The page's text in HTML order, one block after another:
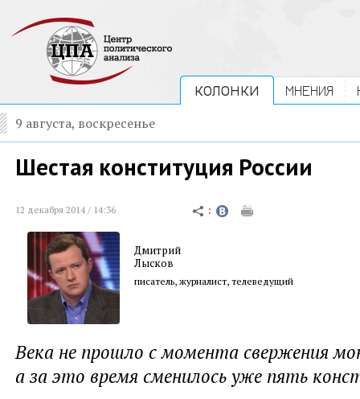
КОЛОНКИ МНЕНИЯ
9 августа, воскресенье
Шестая конституция России
12 декабря 2014 / 14:36
Дмитрий
Лысков
писатель, журналист, телеведущий
Века не прошло с момента свержения
а за это время сменилось уже пять